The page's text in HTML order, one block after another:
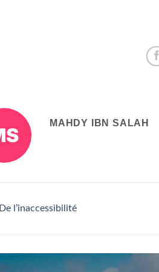
MAHDY IBN SALAH
De l’inaccessibilité